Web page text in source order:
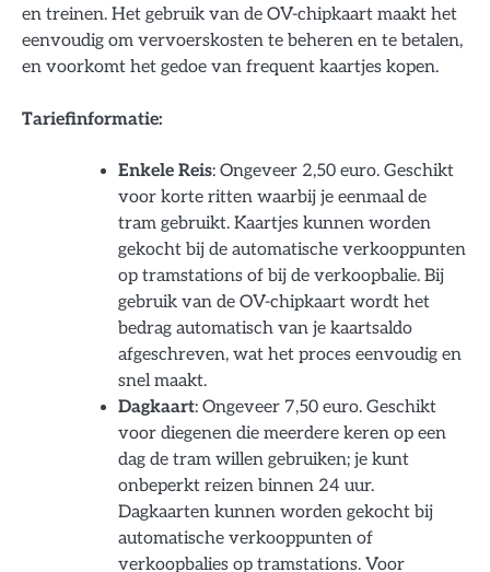
en treinen. Het gebruik van de OV-chipkaart maakt het
eenvoudig om vervoerskosten te beheren en te betalen,
en voorkomt het gedoe van frequent kaartjes kopen.
Tariefinformatie:
Enkele Reis: Ongeveer 2,50 euro. Geschikt
voor korte ritten waarbij je eenmaal de
tram gebruikt. Kaartjes kunnen worden
gekocht bij de automatische verkooppunten
op tramstations of bij de verkoopbalie. Bij
gebruik van de OV-chipkaart wordt het
bedrag automatisch van je kaartsaldo
afgeschreven, wat het proces eenvoudig en
snel maakt.
Dagkaart: Ongeveer 7,50 euro. Geschikt
voor diegenen die meerdere keren op een
dag de tram willen gebruiken; je kunt
onbeperkt reizen binnen 24 uur.
Dagkaarten kunnen worden gekocht bij
automatische verkooppunten of
verkoopbalies op tramstations. Voor